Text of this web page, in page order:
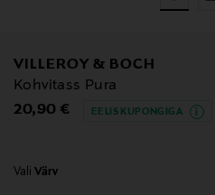
VILLEROY & BOCH
Kohvitass Pura
Original Price
20,90 € EELIS KUPONGIGA
Vali Värv